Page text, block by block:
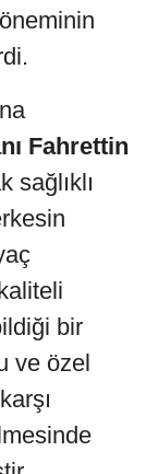
Fahrettin
sağlıklı
bir
ve özel